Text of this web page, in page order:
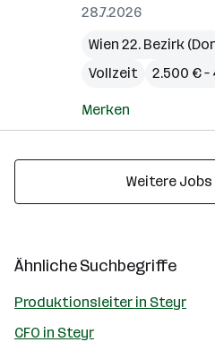
28.7.2026
Wien 22. Bezirk
Vollzeit
2.500 €
Merken
Weitere
Ähnliche Suchbegriffe
Produktionsleiter in Steyr
CFO in Steyr